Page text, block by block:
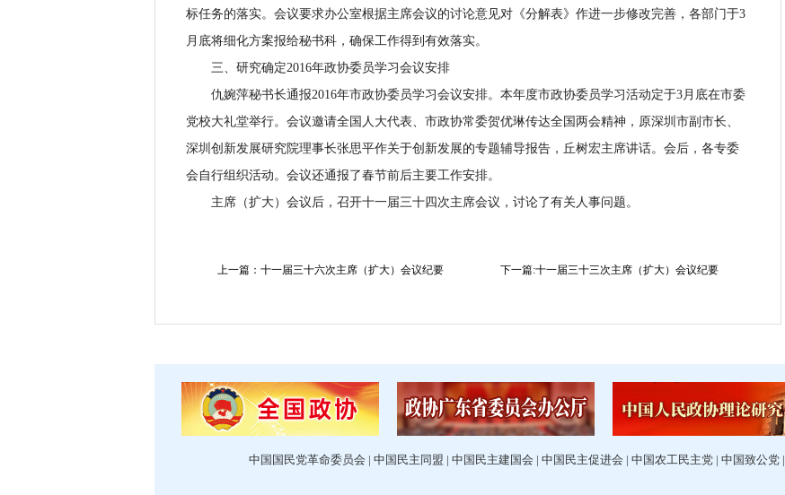
标任务的落实。会议要求办公室根据主席会议的讨论意见对《分解表》作进一步修改完善，各部门于3
月底将细化方案报给秘书科，确保工作得到有效落实。
三、研究确定2016年政协委员学习会议安排
仇婉萍秘书长通报2016年市政协委员学习会议安排。本年度市政协委员学习活动定于3月底在市委
党校大礼堂举行。会议邀请全国人大代表、市政协常委贺优琳传达全国两会精神，原深圳市副市长、
深圳创新发展研究院理事长张思平作关于创新发展的专题辅导报告，丘树宏主席讲话。会后，各专委
会自行组织活动。会议还通报了春节前后主要工作安排。
主席（扩大）会议后，召开十一届三十四次主席会议，讨论了有关人事问题。
上一篇：十一届三十六次主席（扩大）会议纪要 下一篇:十一届三十三次主席（扩大）会议纪要
中国国民党革命委员会 | 中国民主同盟 | 中国民主建国会 | 中国民主促进会 | 中国农工民主党| 中国致公党|